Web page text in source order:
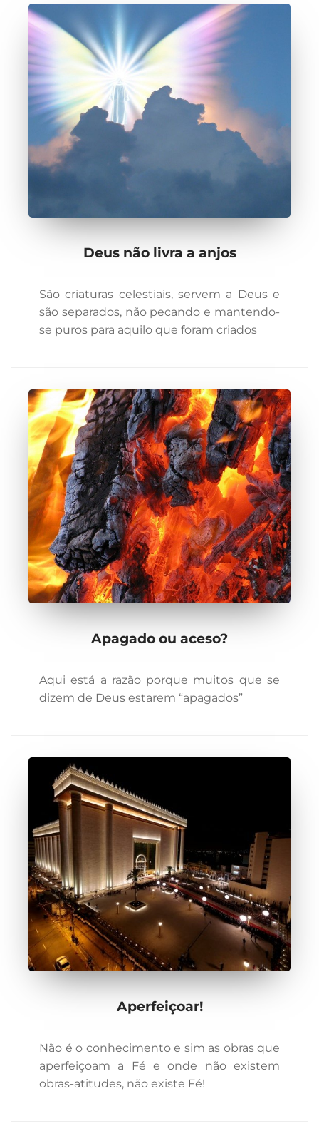
Deus não livra a anjos
São criaturas celestiais, servem a Deus e
são separados, não pecando e mantendo-
se puros para aquilo que foram criados
Apagado ou aceso?
Aqui está a razão porque muitos que se
dizem de Deus estarem “apagados”
Aperfeiçoar!
Não é o conhecimento e sim as obras que
aperfeiçoam a Fé e onde não existem
obras-atitudes, não existe Fé!